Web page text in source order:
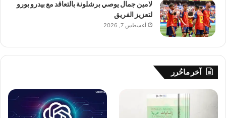
لامين جمال يوصي برشلونة بالتعاقد مع بيدرو بورو
لتعزيز الفريق
أغسطس 7, 2026
آخر ماحُرر